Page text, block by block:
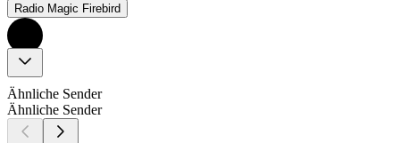
Radio Magic Firebird
Ähnliche Sender
Ähnliche Sender